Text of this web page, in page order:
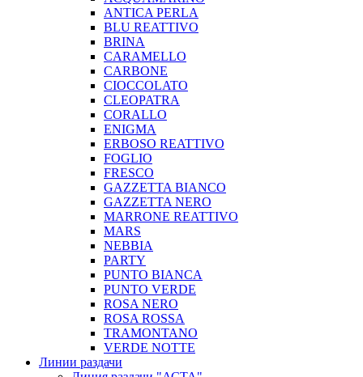
ANTICA PERLA
BLU REATTIVO
BRINA
CARAMELLO
CARBONE
CIOCCOLATO
CLEOPATRA
CORALLO
ENIGMA
ERBOSO REATTIVO
FOGLIO
FRESCO
GAZZETTA BIANCO
GAZZETTA NERO
MARRONE REATTIVO
MARS
NEBBIA
PARTY
PUNTO BIANCA
PUNTO VERDE
ROSA NERO
ROSA ROSSA
TRAMONTANO
VERDE NOTTE
Линии раздачи